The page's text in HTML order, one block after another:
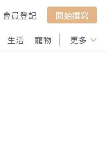
會員登記
開始撰寫
生活 寵物 行山 打卡
更多